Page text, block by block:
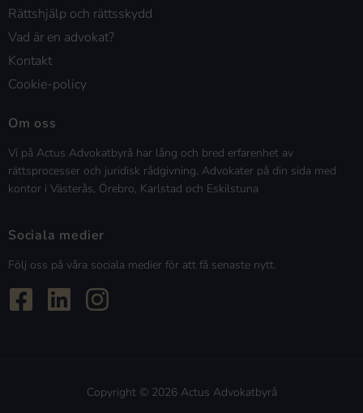
Rättshjälp och rättsskydd
Vad är en advokat?
Kontakt
Cookie-policy
Om oss
Vi på Actus Advokatbyrå har lång och bred erfarenhet av
rättsprocesser och juridisk rådgivning. Advokater på din sida med
kontor i Västerås, Örebro, Karlstad och Eskilstuna
Sociala medier
Följ oss på våra sociala medier för att få senaste nytt.
Copyright © 2026 Actus Advokatbyrå